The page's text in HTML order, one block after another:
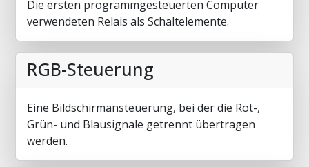
Die ersten programmgesteuerten Computer
verwendeten Relais als Schaltelemente.
RGB-Steuerung
Eine Bildschirmansteuerung, bei der die Rot-,
Grün- und Blausignale getrennt übertragen
werden.